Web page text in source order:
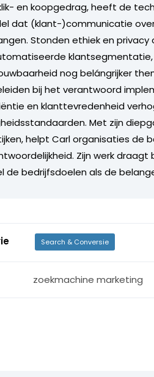
en koopgedrag, heeft de
dat (klant-)communicatie
Stonden ethiek en
klantsegmentatie,
nog belángrijker
bij het verantwoord
en klanttevredenheid
Met zijn
helpt Carl organisaties de
Zijn werk
de bedrijfsdoelen als de
Search & Conversie
zoekmachine marketing